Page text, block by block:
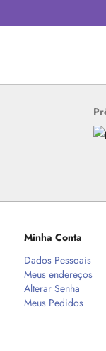
Minha Conta
Dados Pessoais
Meus endereços
Alterar Senha
Meus Pedidos